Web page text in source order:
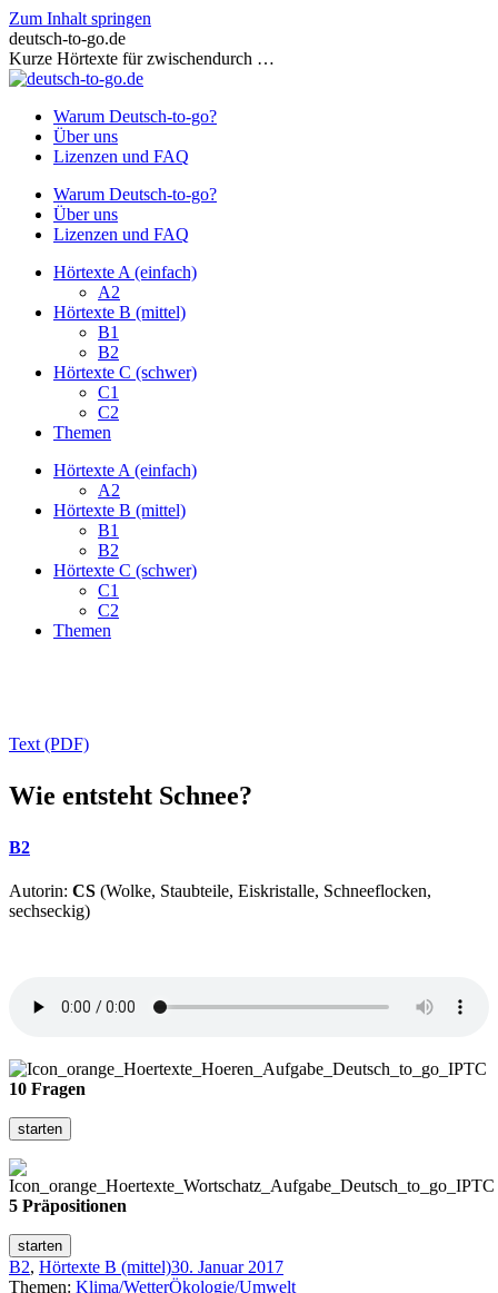
Zum Inhalt springen
deutsch-to-go.de
Kurze Hörtexte für zwischendurch …
Warum Deutsch-to-go?
Über uns
Lizenzen und FAQ
Warum Deutsch-to-go?
Über uns
Lizenzen und FAQ
Hörtexte A (einfach)
A2
Hörtexte B (mittel)
B1
B2
Hörtexte C (schwer)
C1
C2
Themen
Hörtexte A (einfach)
A2
Hörtexte B (mittel)
B1
B2
Hörtexte C (schwer)
C1
C2
Themen
Text (PDF)
Wie entsteht Schnee?
B2
Autorin: CS (Wolke, Staubteile, Eiskristalle, Schneeflocken,
sechseckig)
10 Fragen
5 Präpositionen
B2, Hörtexte B (mittel)30. Januar 2017
Themen: Klima/WetterÖkologie/Umwelt